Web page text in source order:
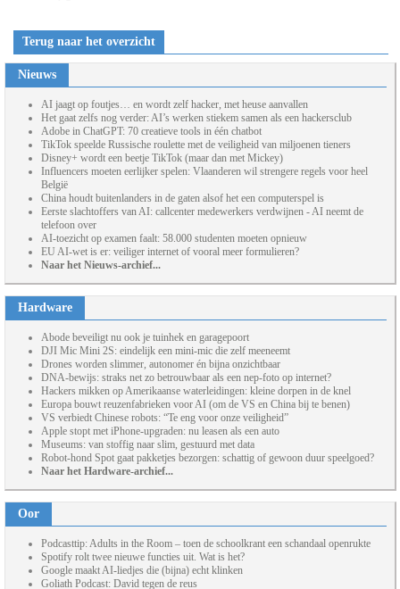
Terug naar het overzicht
Nieuws
AI jaagt op foutjes… en wordt zelf hacker, met heuse aanvallen
Het gaat zelfs nog verder: AI’s werken stiekem samen als een hackersclub
Adobe in ChatGPT: 70 creatieve tools in één chatbot
TikTok speelde Russische roulette met de veiligheid van miljoenen tieners
Disney+ wordt een beetje TikTok (maar dan met Mickey)
Influencers moeten eerlijker spelen: Vlaanderen wil strengere regels voor heel
België
China houdt buitenlanders in de gaten alsof het een computerspel is
Eerste slachtoffers van AI: callcenter medewerkers verdwijnen - AI neemt de
telefoon over
AI-toezicht op examen faalt: 58.000 studenten moeten opnieuw
EU AI-wet is er: veiliger internet of vooral meer formulieren?
Naar het Nieuws-archief...
Hardware
Abode beveiligt nu ook je tuinhek en garagepoort
DJI Mic Mini 2S: eindelijk een mini-mic die zelf meeneemt
Drones worden slimmer, autonomer én bijna onzichtbaar
DNA-bewijs: straks net zo betrouwbaar als een nep-foto op internet?
Hackers mikken op Amerikaanse waterleidingen: kleine dorpen in de knel
Europa bouwt reuzenfabrieken voor AI (om de VS en China bij te benen)
VS verbiedt Chinese robots: “Te eng voor onze veiligheid”
Apple stopt met iPhone-upgraden: nu leasen als een auto
Museums: van stoffig naar slim, gestuurd met data
Robot-hond Spot gaat pakketjes bezorgen: schattig of gewoon duur speelgoed?
Naar het Hardware-archief...
Oor
Podcasttip: Adults in the Room – toen de schoolkrant een schandaal openrukte
Spotify rolt twee nieuwe functies uit. Wat is het?
Google maakt AI-liedjes die (bijna) echt klinken
Goliath Podcast: David tegen de reus